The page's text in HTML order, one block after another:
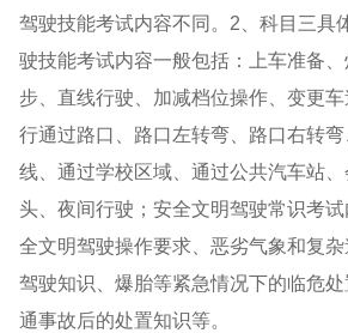
驾驶技能考试内容不同。2、科目三具
驶技能考试内容一般包括：上车准备
步、直线行驶、加减档位操作、变更
行通过路口、路口左转弯、路口右转
线、通过学校区域、通过公共汽车站
头、夜间行驶；安全文明驾驶常识考
全文明驾驶操作要求、恶劣气象和复
驾驶知识、爆胎等紧急情况下的临危
通事故后的处置知识等。